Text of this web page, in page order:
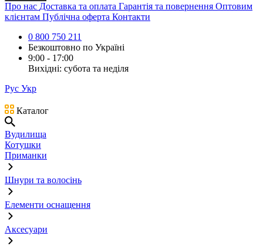
Про нас Доставка та оплата Гарантія та повернення Оптовим
клієнтам Публічна оферта Контакти
0 800 750 211
Безкоштовно по Україні
9:00 - 17:00
Вихідні: субота та неділя
Рус Укр
Каталог
Вудилища
Котушки
Приманки
Шнури та волосінь
Елементи оснащення
Аксесуари